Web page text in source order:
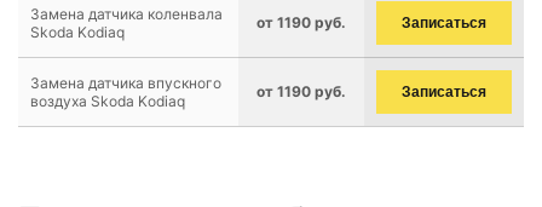
Замена датчика коленвала
Skoda Kodiaq
от 1190 руб. Записаться
Замена датчика впускного
воздуха Skoda Kodiaq
от 1190 руб. Записаться